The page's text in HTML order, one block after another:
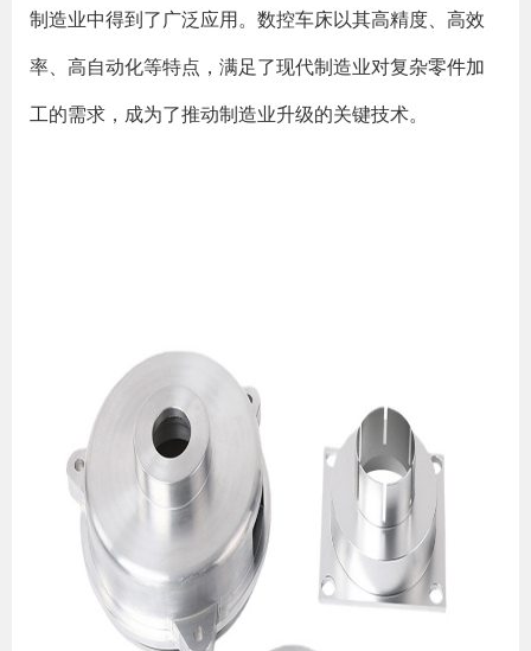
制造业中得到了广泛应用。数控车床以其高精度、高效
率、高自动化等特点，满足了现代制造业对复杂零件加
工的需求，成为了推动制造业升级的关键技术。